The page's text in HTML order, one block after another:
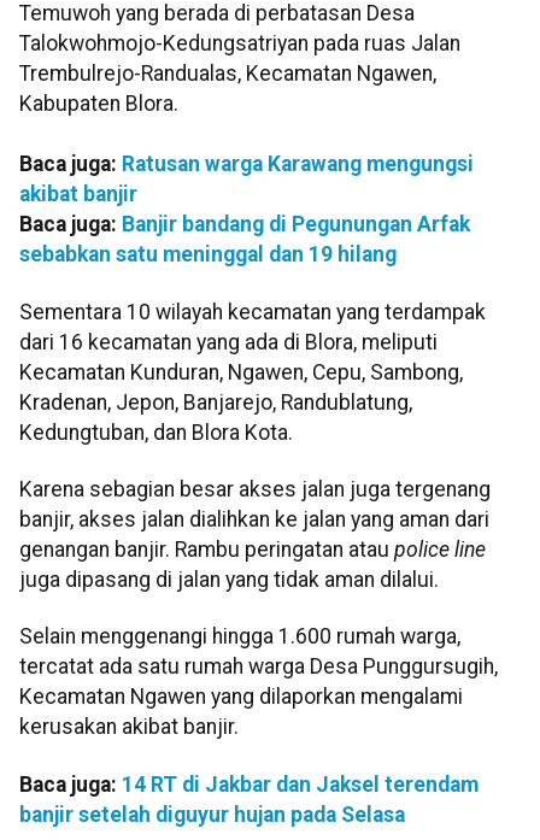
Temuwoh yang berada di perbatasan Desa
Talokwohmojo-Kedungsatriyan pada ruas Jalan
Trembulrejo-Randualas, Kecamatan Ngawen,
Kabupaten Blora.
Baca juga: Ratusan warga Karawang mengungsi
akibat banjir
Baca juga: Banjir bandang di Pegunungan Arfak
sebabkan satu meninggal dan 19 hilang
Sementara 10 wilayah kecamatan yang terdampak
dari 16 kecamatan yang ada di Blora, meliputi
Kecamatan Kunduran, Ngawen, Cepu, Sambong,
Kradenan, Jepon, Banjarejo, Randublatung,
Kedungtuban, dan Blora Kota.
Karena sebagian besar akses jalan juga tergenang
banjir, akses jalan dialihkan ke jalan yang aman dari
genangan banjir. Rambu peringatan atau police line
juga dipasang di jalan yang tidak aman dilalui.
Selain menggenangi hingga 1.600 rumah warga,
tercatat ada satu rumah warga Desa Punggursugih,
Kecamatan Ngawen yang dilaporkan mengalami
kerusakan akibat banjir.
Baca juga: 14 RT di Jakbar dan Jaksel terendam
banjir setelah diguyur hujan pada Selasa